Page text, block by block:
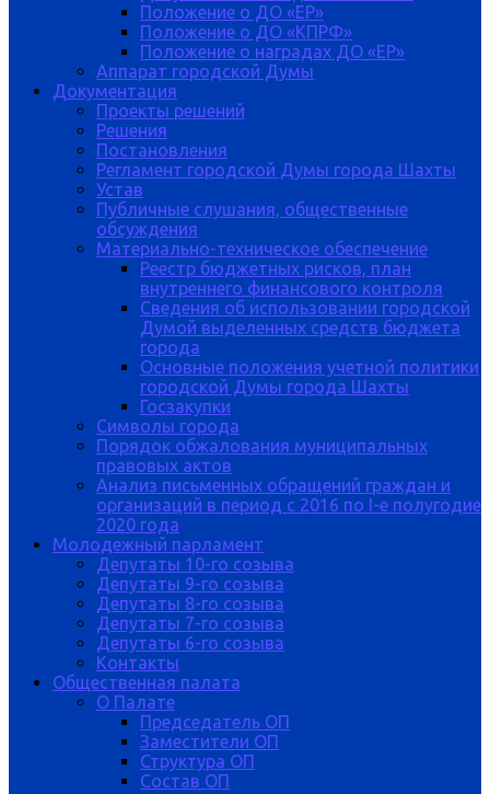
Положение о ДО «ЕР»
Положение о ДО «КПРФ»
Положение о наградах ДО «ЕР»
Аппарат городской Думы
Документация
Проекты решений
Решения
Постановления
Регламент городской Думы города Шахты
Устав
Публичные слушания, общественные
обсуждения
Материально-техническое обеспечение
Реестр бюджетных рисков, план
внутреннего финансового контроля
Сведения об использовании городской
Думой выделенных средств бюджета
города
Основные положения учетной политики
городской Думы города Шахты
Госзакупки
Символы города
Порядок обжалования муниципальных
правовых актов
Анализ письменных обращений граждан и
организаций в период с 2016 по I-е полугодие
2020 года
Молодежный парламент
Депутаты 10-го созыва
Депутаты 9-го созыва
Депутаты 8-го созыва
Депутаты 7-го созыва
Депутаты 6-го созыва
Контакты
Общественная палата
О Палате
Председатель ОП
Заместители ОП
Структура ОП
Состав ОП